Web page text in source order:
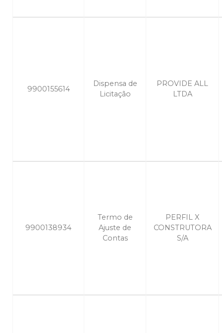
9900155614
Dispensa de
Licitação
PROVIDE ALL
LTDA
9900138934
Termo de
Ajuste de
Contas
PERFIL X
CONSTRUTORA
S/A